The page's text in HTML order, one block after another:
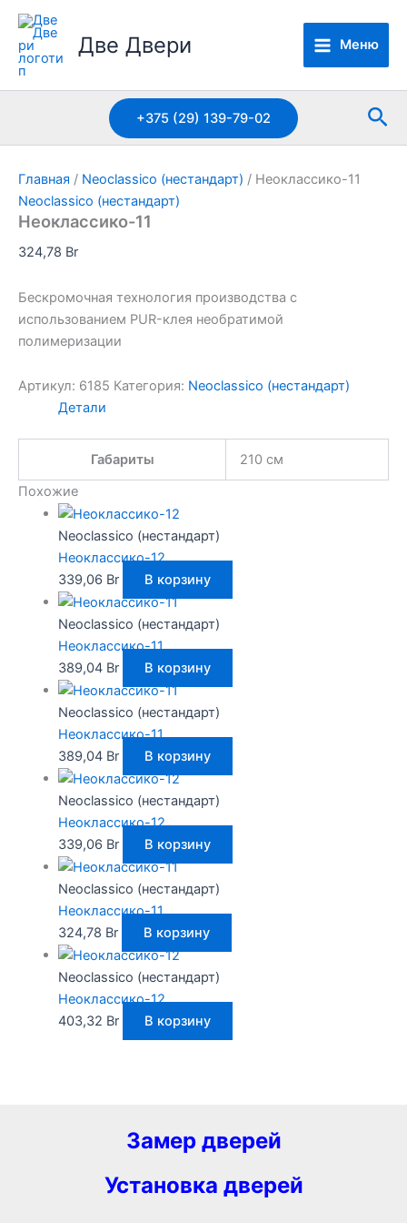
Перейти
содержимомуДве Двери Меню
+375 (29) 139-79-02
Главная / Neoclassico (нестандарт) / Неоклассико-11
Neoclassico (нестандарт)
Неоклассико-11
324,78 Br
Бескромочная технология производства с
использованием PUR-клея необратимой
полимеризации
Артикул: 6185 Категория: Neoclassico (нестандарт)
Детали
Габариты
210 см
Похожие
Neoclassico (нестандарт)
Неоклассико-12
339,06 Br В корзину
Neoclassico (нестандарт)
Неоклассико-11
389,04 Br В корзину
Neoclassico (нестандарт)
Неоклассико-11
389,04 Br В корзину
Neoclassico (нестандарт)
Неоклассико-12
339,06 Br В корзину
Neoclassico (нестандарт)
Неоклассико-11
324,78 Br В корзину
Neoclassico (нестандарт)
Неоклассико-12
403,32 Br В корзину
Замер дверей
Установка дверей